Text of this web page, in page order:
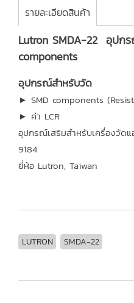
รายละเอียดสินค้า
Lutron SMDA-22 อุปก
components
อุปกรณ์สำหรับวัด
► SMD components
► ค่า LCR
อุปกรณ์เสริมสำหรับเครื่องวัดแ
9184
ยี่ห้อ Lutron, Taiwan
LUTRON SMDA-22